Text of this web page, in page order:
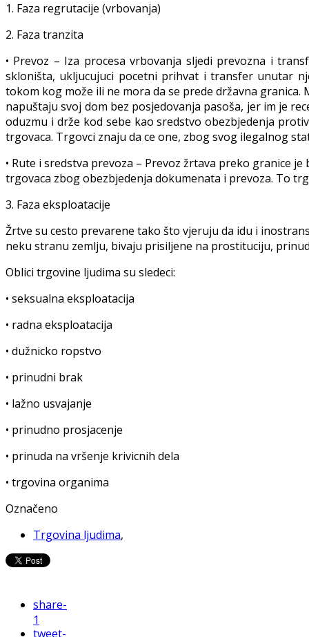
1. Faza regrutacije (vrbovanja)
2. Faza tranzita
• Prevoz – Iza procesa vrbovanja sljedi prevozna i
skloništa, ukljucujuci pocetni prihvat i transfer unutar
tokom kog može ili ne mora da se prede državna
napuštaju svoj dom bez posjedovanja pasoša, jer im je
oduzmu i drže kod sebe kao sredstvo obezbjedenja
trgovaca. Trgovci znaju da ce one, zbog svog ilegalnog
• Rute i sredstva prevoza – Prevoz žrtava preko granice
trgovaca zbog obezbjedenja dokumenata i prevoza. To
3. Faza eksploatacije
Žrtve su cesto prevarene tako što vjeruju da idu i
neku stranu zemlju, bivaju prisiljene na prostituciju,
Oblici trgovine ljudima su sledeci:
• seksualna eksploatacija
• radna eksploatacija
• dužnicko ropstvo
• prinudni brak
• lažno usvajanje
• prinudno prosjacenje
• prinuda na vršenje krivicnih dela
• trgovina organima
Označeno
Trgovina ljudima,
share-
1
tweet-